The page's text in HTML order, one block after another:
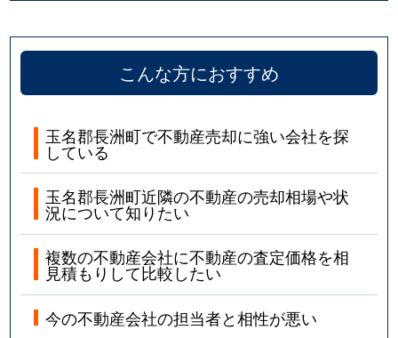
こんな方におすすめ
玉名郡長洲町で不動産売却に強い会社を探
している
玉名郡長洲町近隣の不動産の売却相場や状
況について知りたい
複数の不動産会社に不動産の査定価格を相
見積もりして比較したい
今の不動産会社の担当者と相性が悪い